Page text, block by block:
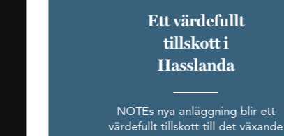
Ett värdefullt
tillskott i
Hasslanda
NOTEs nya anläggning blir ett
värdefullt tillskott till det växande